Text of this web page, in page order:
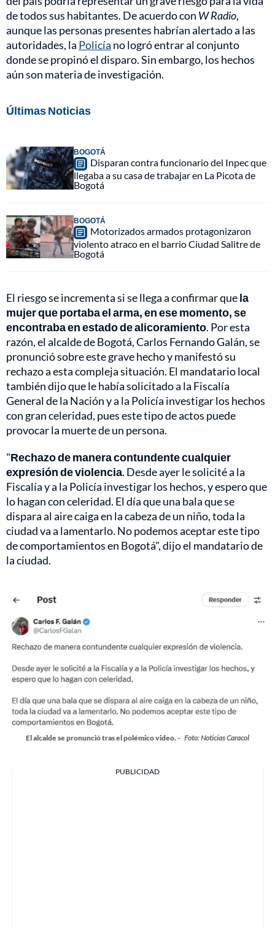
de todos sus habitantes. De acuerdo con W Radio,
aunque las personas presentes habrían alertado a las
autoridades, la Policía no logró entrar al conjunto
donde se propinó el disparo. Sin embargo, los hechos
aún son materia de investigación.
Últimas Noticias
BOGOTÁ
Disparan contra funcionario del Inpec que
llegaba a su casa de trabajar en La Picota de
Bogotá
BOGOTÁ
Motorizados armados protagonizaron
violento atraco en el barrio Ciudad Salitre de
Bogotá
El riesgo se incrementa si se llega a confirmar quela
mujer que portaba el arma, en ese momento, se
encontraba en estado de alicoramiento. Por esta
razón, el alcalde de Bogotá, Carlos Fernando Galán, se
pronunció sobre este grave hecho y manifestó su
rechazo a esta compleja situación. El mandatario local
también dijo que le había solicitado a la Fiscalía
General de la Nación y a la Policía investigar los hechos
con gran celeridad, pues este tipo de actos puede
provocar la muerte de un persona.
"Rechazo de manera contundente cualquier
expresión de violencia. Desde ayer le solicité a la
Fiscalía y a la Policía investigar los hechos, y espero que
lo hagan con celeridad. El día que una bala que se
dispara al aire caiga en la cabeza de un niño, toda la
ciudad va a lamentarlo. No podemos aceptar este tipo
de comportamientos en Bogotá", dijo el mandatario de
la ciudad.
El alcalde se pronunció tras el polémico video. - Foto: Noticias Caracol
PUBLICIDAD